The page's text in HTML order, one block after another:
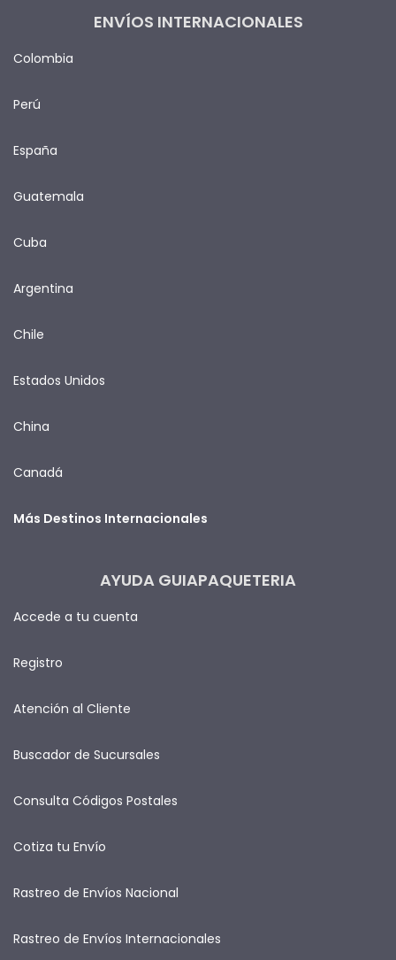
ENVÍOS INTERNACIONALES
Colombia
Perú
España
Guatemala
Cuba
Argentina
Chile
Estados Unidos
China
Canadá
Más Destinos Internacionales
AYUDA GUIAPAQUETERIA
Accede a tu cuenta
Registro
Atención al Cliente
Buscador de Sucursales
Consulta Códigos Postales
Cotiza tu Envío
Rastreo de Envíos Nacional
Rastreo de Envíos Internacionales